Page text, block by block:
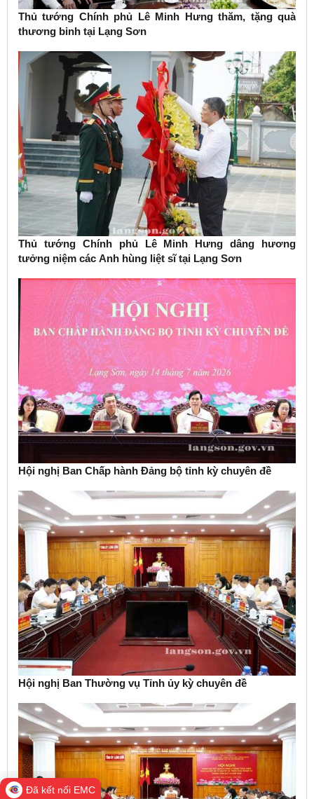
Thủ tướng Chính phủ Lê Minh Hưng thăm, tặng quà
thương binh tại Lạng Sơn
Thủ tướng Chính phủ Lê Minh Hưng dâng hương
tưởng niệm các Anh hùng liệt sĩ tại Lạng Sơn
Hội nghị Ban Chấp hành Đảng bộ tỉnh kỳ chuyên đề
Hội nghị Ban Thường vụ Tỉnh ủy kỳ chuyên đề
Đã kết nối EMC